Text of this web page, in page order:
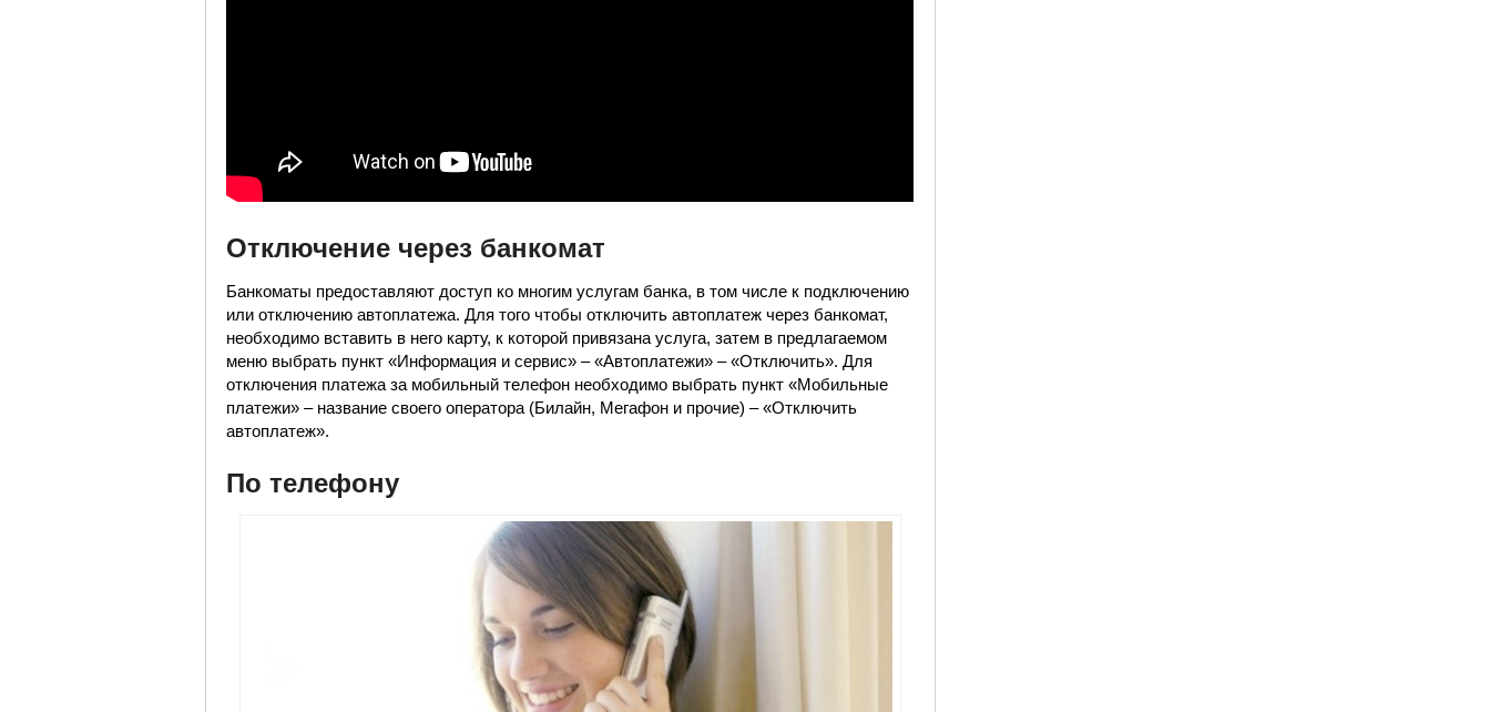
Отключение через банкомат
Банкоматы предоставляют доступ ко многим услугам банка, в том числе к подключению
или отключению автоплатежа. Для того чтобы отключить автоплатеж через банкомат,
необходимо вставить в него карту, к которой привязана услуга, затем в предлагаемом
меню выбрать пункт «Информация и сервис» – «Автоплатежи» – «Отключить». Для
отключения платежа за мобильный телефон необходимо выбрать пункт «Мобильные
платежи» – название своего оператора (Билайн, Мегафон и прочие) – «Отключить
автоплатеж».
По телефону